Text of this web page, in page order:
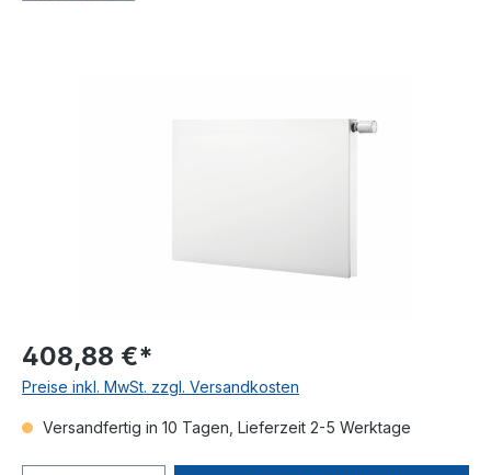
408,88 €*
Preise inkl. MwSt. zzgl. Versandkosten
Versandfertig in 10 Tagen, Lieferzeit 2-5 Werktage